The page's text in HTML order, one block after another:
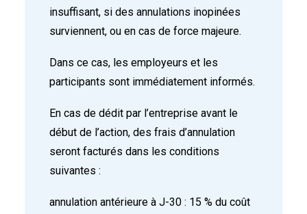
insuffisant, si des annulations inopinées
surviennent, ou en cas de force majeure.
Dans ce cas, les employeurs et les
participants sont immédiatement informés.
En cas de dédit par l’entreprise avant le
début de l’action, des frais d’annulation
seront facturés dans les conditions
suivantes :
annulation antérieure à J-30 : 15 % du coût